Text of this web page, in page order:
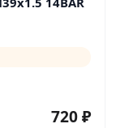
720 ₽